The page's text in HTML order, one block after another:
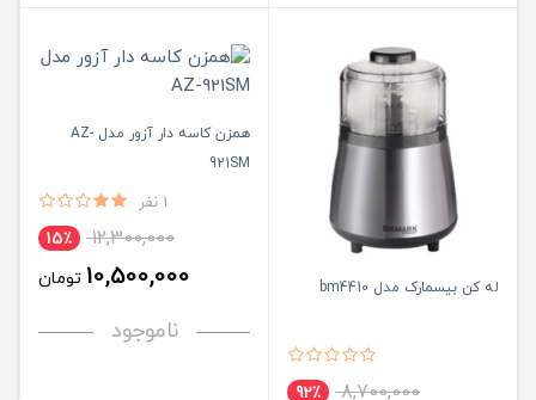
له کن بیسمارک مدل bm4410
8,700,000 92٪
همزن کاسه دار آزور مدل AZ-
921SM
1 نفر
12,300,000 15٪
10,500,000 تومان
ناموجود